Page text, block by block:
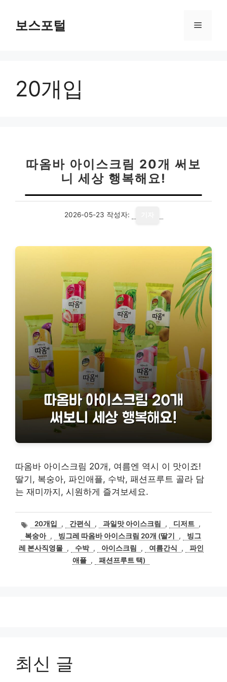
보스포털 메
20개입
따옴바 아이스크림 20개 써보
니 세상 행복해요!
2026-05-23 작성자:
따옴바 아이스크림 20개, 여름엔 역시 이 맛이죠!
딸기, 복숭아, 파인애플, 수박, 패션프루트 골라 담
는 재미까지, 시원하게 즐겨보세요.
태
그
20개입 , 간편식 , 과일맛 아이스크림 , 디저트 ,
복숭아 , 빙그레 따옴바 아이스크림 20개 (딸기 ,
빙그
레 본사직영몰 , 수박 , 아이스크림 , 여름간식 ,
파인
애플 , 패션프루트 택)
최신 글